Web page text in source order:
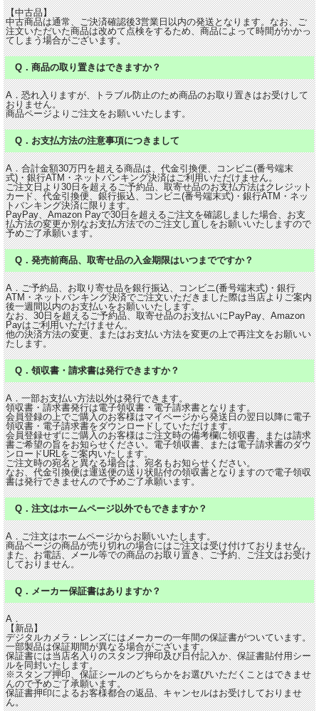
【中古品】
中古商品は通常、ご決済確認後3営業日以内の発送となります。なお、ご
注文いただいた商品は改めて点検をするため、商品によって時間がかかっ
てしまう場合がございます。
Q．商品の取り置きはできますか？
A．恐れ入りますが、トラブル防止のため商品のお取り置きはお受けして
おりません。
商品ページよりご注文をお願いいたします。
Q．お支払方法の注意事項につきまして
A．合計金額30万円を超える商品は、代金引換便、コンビニ(番号端末
式)・銀行ATM・ネットバンキング決済はご利用いただけません。
ご注文日より30日を超えるご予約品、取寄せ品のお支払方法はクレジット
カード、代金引換便、銀行振込、コンビニ(番号端末式)・銀行ATM・ネッ
トバンキング決済に限ります。
PayPay、Amazon Payで30日を超えるご注文を確認しました場合、お支
払方法の変更か別なお支払方法でのご注文し直しをお願いいたしますので
予めご了承願います。
Q．発売前商品、取寄せ品の入金期限はいつまでですか？
A．ご予約品、お取り寄せ品を銀行振込、コンビニ(番号端末式)・銀行
ATM・ネットバンキング決済でご注文いただきました際は当店よりご案内
後一週間以内のお支払いをお願いいたします。
なお、30日を超えるご予約品、取寄せ品のお支払いにPayPay、Amazon
Payはご利用いただけません。
他の決済方法の変更、またはお支払い方法を変更の上で再注文をお願いい
たします。
Q．領収書・請求書は発行できますか？
A．一部お支払い方法以外は発行できます。
領収書・請求書発行は電子領収書・電子請求書となります。
会員登録の上でご購入のお客様はマイページから発送日の翌日以降に電子
領収書・電子請求書をダウンロードしていただけます。
会員登録せずにご購入のお客様はご注文時の備考欄に領収書、または請求
書ご希望の旨をお知らせください。電子領収書、または電子請求書のダウ
ンロードURLをご案内いたします。
ご注文時の宛名と異なる場合は、宛名もお知らせください。
なお、代金引換便は運送便の送り状貼付の領収書となりますので電子領収
書は発行できませんので予めご了承願います。
Q．注文はホームページ以外でもできますか？
A．ご注文はホームページからお願いいたします。
商品ページの商品が売り切れの場合にはご注文は受け付けておりません。
また、お電話、メール等での商品のお取り置き、ご予約、ご注文はお受け
しておりません。
Q．メーカー保証書はありますか？
A．
【新品】
デジタルカメラ・レンズにはメーカーの一年間の保証書がついています。
一部製品は保証期間が異なる場合がございます。
保証書には当店名入りのスタンプ押印及び日付記入か、保証書貼付用シー
ルを同封いたします。
※スタンプ押印、保証シールのどちらかをお選びいただくことはできませ
んので予めご了承願います。
保証書押印によるお客様都合の返品、キャンセルはお受けしておりませ
ん。